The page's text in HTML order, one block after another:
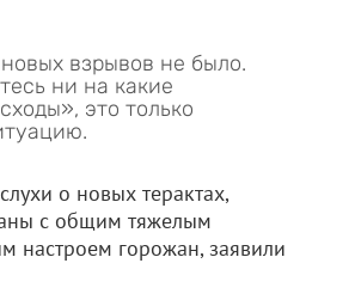
взрывов не было.
ни на какие
это только
о новых терактах,
с общим тяжелым
настроем горожан, заявили